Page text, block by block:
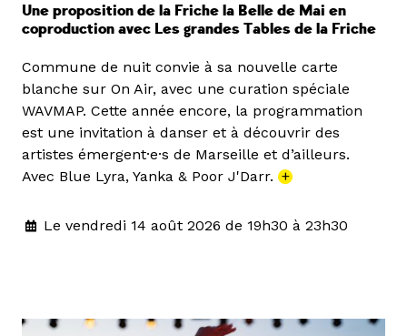
Une proposition de la Friche la Belle de Mai en
coproduction avec Les grandes Tables de la Friche
Commune de nuit convie à sa nouvelle carte
blanche sur On Air, avec une curation spéciale
WAVMAP. Cette année encore, la programmation
est une invitation à danser et à découvrir des
artistes émergent·e·s de Marseille et d’ailleurs.
Avec Blue Lyra, Yanka & Poor J'Darr. +
Le vendredi 14 août 2026 de 19h30 à 23h30